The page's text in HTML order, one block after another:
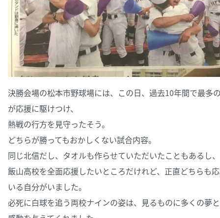
決勝会場の松本市野球場には、この日、過去10年間で最多
が応援に駆けつけ、
熱戦の行方を見守ったそう。
どちらが勝ってもおかしくない試合内容。
同じ北信だし、タオルも作らせていただいたこともあるし、
飯山高校を全面応援したいところだけれど、正直どちらも
いる自分がいました。
必死に白球を追う両校ナインの姿は、見るものに多くの夢